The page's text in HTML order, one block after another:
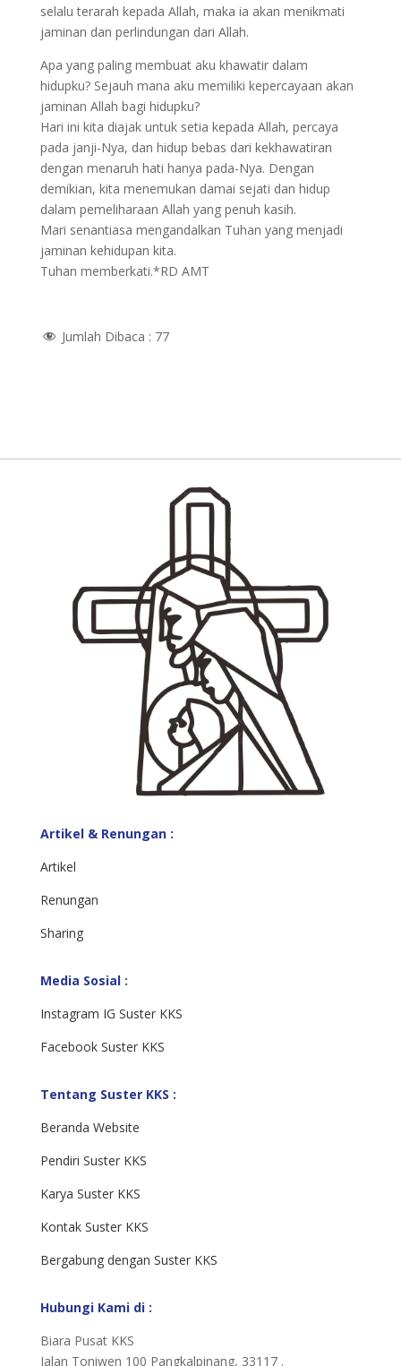
selalu terarah kepada Allah, maka ia akan menikmati
jaminan dan perlindungan dari Allah.
Apa yang paling membuat aku khawatir dalam
hidupku? Sejauh mana aku memiliki kepercayaan akan
jaminan Allah bagi hidupku?
Hari ini kita diajak untuk setia kepada Allah, percaya
pada janji-Nya, dan hidup bebas dari kekhawatiran
dengan menaruh hati hanya pada-Nya. Dengan
demikian, kita menemukan damai sejati dan hidup
dalam pemeliharaan Allah yang penuh kasih.
Mari senantiasa mengandalkan Tuhan yang menjadi
jaminan kehidupan kita.
Tuhan memberkati.*RD AMT
Jumlah Dibaca : 77
Artikel & Renungan :
Artikel
Renungan
Sharing
Media Sosial :
Instagram IG Suster KKS
Facebook Suster KKS
Tentang Suster KKS :
Beranda Website
Pendiri Suster KKS
Karya Suster KKS
Kontak Suster KKS
Bergabung dengan Suster KKS
Hubungi Kami di :
Biara Pusat KKS
Jalan Toniwen 100 Pangkalpinang, 33117 .